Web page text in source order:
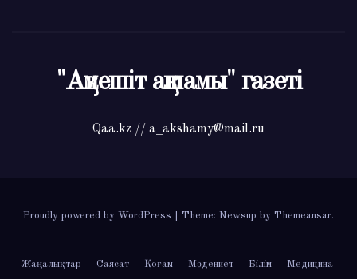
"Ақмешіт ақшамы" газеті
Qaa.kz // a_akshamy@mail.ru
Proudly powered by WordPress Theme: Newsup by Themeansar.
Жаңалықтар Саясат Қоғам Мәдениет Білім Медицина